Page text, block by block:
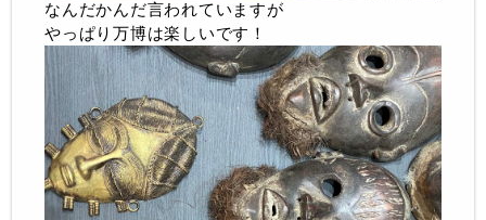
なんだかんだ言われていますが
やっぱり万博は楽しいです！